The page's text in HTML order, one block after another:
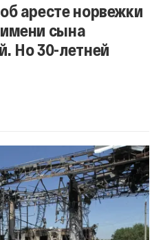
аресте норвежки
сына
Но 30-летней